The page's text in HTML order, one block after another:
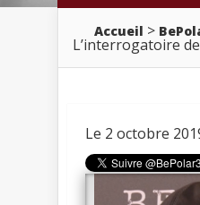
Accueil >
L’interrogatoire
Le 2 octobre